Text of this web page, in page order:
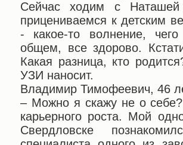
Сейчас ходим с
прицениваемся к детским
- какое-то волнение,
общем, все здорово.
Какая разница, кто
УЗИ наносит.
Владимир Тимофеевич, 46
– Можно я скажу не о
карьерного роста. Мой
Свердловске